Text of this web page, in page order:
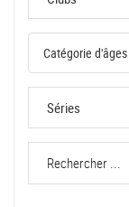
Catégorie d'âges